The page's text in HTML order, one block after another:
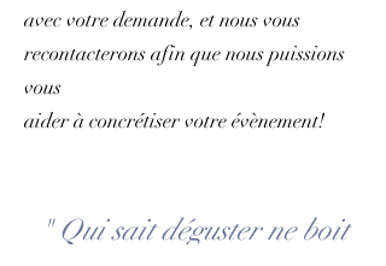
avec votre demande, et nous vous
recontacterons afin que nous puissions
vous
aider à concrétiser votre évènement!
" Qui sait déguster ne boit